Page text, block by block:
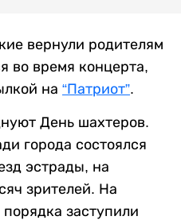
вернули родителям
во время концерта,
на “Патриот”.
День шахтеров.
города состоялся
эстрады, на
зрителей. На
заступили